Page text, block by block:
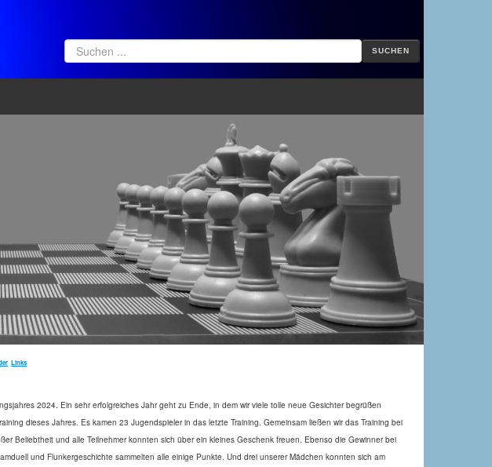
SUCHEN
Links
2024. Ein sehr erfolgreiches Jahr geht zu Ende, in dem wir viele tolle neue Gesichter begrüßen
dieses Jahres. Es kamen 23 Jugendspieler in das letzte Training. Gemeinsam ließen wir das Training bei
Beliebtheit und alle Teilnehmer konnten sich über ein kleines Geschenk freuen. Ebenso die Gewinner bei
und Flunkergeschichte sammelten alle einige Punkte. Und drei unserer Mädchen konnten sich am